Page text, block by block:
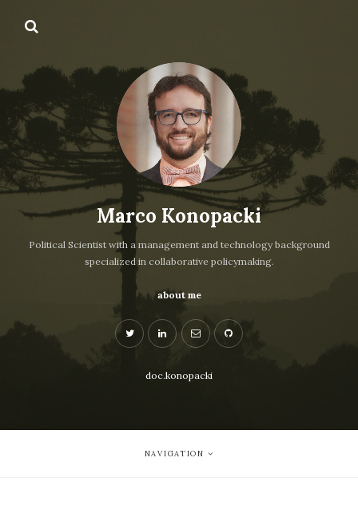
Marco Konopacki
Political Scientist with a management and technology background
specialized in collaborative policymaking.
about me
doc.konopacki
NAVIGATION